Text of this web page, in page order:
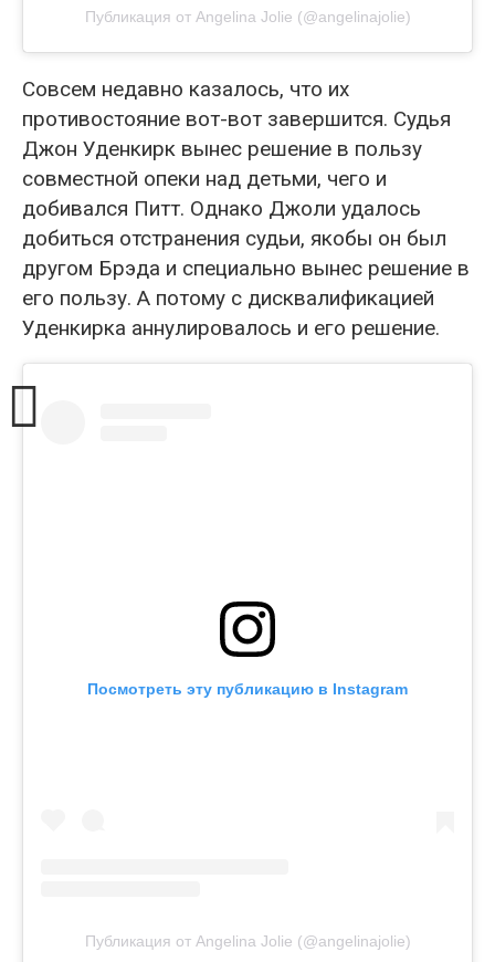
Публикация от Angelina Jolie (@angelinajolie)
Совсем недавно казалось, что их
противостояние вот-вот завершится. Судья
Джон Уденкирк вынес решение в пользу
совместной опеки над детьми, чего и
добивался Питт. Однако Джоли удалось
добиться отстранения судьи, якобы он был
другом Брэда и специально вынес решение в
его пользу. А потому с дисквалификацией
Уденкирка аннулировалось и его решение.
Посмотреть эту публикацию в Instagram
Публикация от Angelina Jolie (@angelinajolie)